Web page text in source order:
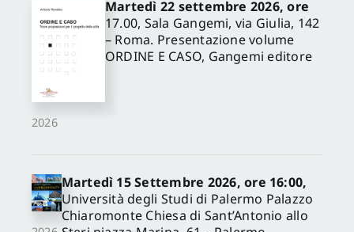
2026
Martedì 22 settembre 2026, ore
17.00, Sala Gangemi, via Giulia, 142
– Roma. Presentazione volume
ORDINE E CASO, Gangemi editore
Martedì 15 Settembre 2026, ore 16:00,
Università degli Studi di Palermo Palazzo
Chiaromonte Chiesa di Sant’Antonio allo